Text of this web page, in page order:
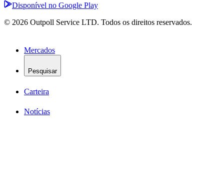
Disponível no Google Play
© 2026 Outpoll Service LTD. Todos os direitos reservados.
Mercados
Pesquisar
Carteira
Notícias